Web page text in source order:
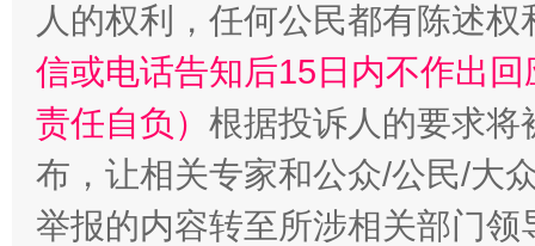
人的权利，任何公民都有陈述
信或电话告知后15日内不作出
责任自负） 根据投诉人的要求将
布，让相关专家和公众/公民/大
举报的内容转至所涉相关部门